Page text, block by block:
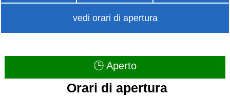
vedi orari di apertura
🕒 Aperto
Orari di apertura